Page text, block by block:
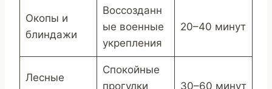
Окопы и
блиндажи
Воссозданн
ые военные
укрепления
20–40 минут
Лесные
Спокойные
прогулки
30–60 минут